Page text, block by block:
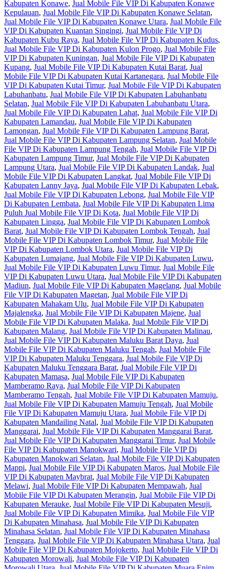
Kabupaten Konawe, Jual Mobile File VIP Di Kabupaten Konawe
Kepulauan, Jual Mobile File VIP Di Kabupaten Konawe Selatan,
Jual Mobile File VIP Di Kabupaten Konawe Utara, Jual Mobile File
VIP Di Kabupaten Kuantan Singingi, Jual Mobile File VIP Di
Kabupaten Kubu Raya, Jual Mobile File VIP Di Kabupaten Kudus,
Jual Mobile File VIP Di Kabupaten Kulon Progo, Jual Mobile File
VIP Di Kabupaten Kuningan, Jual Mobile File VIP Di Kabupaten
Kupang, Jual Mobile File VIP Di Kabupaten Kutai Barat, Jual
Mobile File VIP Di Kabupaten Kutai Kartanegara, Jual Mobile File
VIP Di Kabupaten Kutai Timur, Jual Mobile File VIP Di Kabupaten
Labuhanbatu, Jual Mobile File VIP Di Kabupaten Labuhanbatu
Selatan, Jual Mobile File VIP Di Kabupaten Labuhanbatu Utara,
Jual Mobile File VIP Di Kabupaten Lahat, Jual Mobile File VIP Di
Kabupaten Lamandau, Jual Mobile File VIP Di Kabupaten
Lamongan, Jual Mobile File VIP Di Kabupaten Lampung Barat,
Jual Mobile File VIP Di Kabupaten Lampung Selatan, Jual Mobile
File VIP Di Kabupaten Lampung Tengah, Jual Mobile File VIP Di
Kabupaten Lampung Timur, Jual Mobile File VIP Di Kabupaten
Lampung Utara, Jual Mobile File VIP Di Kabupaten Landak, Jual
Mobile File VIP Di Kabupaten Langkat, Jual Mobile File VIP Di
Kabupaten Lanny Jaya, Jual Mobile File VIP Di Kabupaten Lebak,
Jual Mobile File VIP Di Kabupaten Lebong, Jual Mobile File VIP
Di Kabupaten Lembata, Jual Mobile File VIP Di Kabupaten Lima
Puluh Jual Mobile File VIP Di Kota, Jual Mobile File VIP Di
Kabupaten Lingga, Jual Mobile File VIP Di Kabupaten Lombok
Barat, Jual Mobile File VIP Di Kabupaten Lombok Tengah, Jual
Mobile File VIP Di Kabupaten Lombok Timur, Jual Mobile File
VIP Di Kabupaten Lombok Utara, Jual Mobile File VIP Di
Kabupaten Lumajang, Jual Mobile File VIP Di Kabupaten Luwu,
Jual Mobile File VIP Di Kabupaten Luwu Timur, Jual Mobile File
VIP Di Kabupaten Luwu Utara, Jual Mobile File VIP Di Kabupaten
Madiun, Jual Mobile File VIP Di Kabupaten Magelang, Jual Mobile
File VIP Di Kabupaten Magetan, Jual Mobile File VIP Di
Kabupaten Mahakam Ulu, Jual Mobile File VIP Di Kabupaten
Majalengka, Jual Mobile File VIP Di Kabupaten Majene, Jual
Mobile File VIP Di Kabupaten Malaka, Jual Mobile File VIP Di
Kabupaten Malang, Jual Mobile File VIP Di Kabupaten Malinau,
Jual Mobile File VIP Di Kabupaten Maluku Barat Daya, Jual
Mobile File VIP Di Kabupaten Maluku Tengah, Jual Mobile File
VIP Di Kabupaten Maluku Tenggara, Jual Mobile File VIP Di
Kabupaten Maluku Tenggara Barat, Jual Mobile File VIP Di
Kabupaten Mamasa, Jual Mobile File VIP Di Kabupaten
Mamberamo Raya, Jual Mobile File VIP Di Kabupaten
Mamberamo Tengah, Jual Mobile File VIP Di Kabupaten Mamuju,
Jual Mobile File VIP Di Kabupaten Mamuju Tengah, Jual Mobile
File VIP Di Kabupaten Mamuju Utara, Jual Mobile File VIP Di
Kabupaten Mandailing Natal, Jual Mobile File VIP Di Kabupaten
Manggarai, Jual Mobile File VIP Di Kabupaten Manggarai Barat,
Jual Mobile File VIP Di Kabupaten Manggarai Timur, Jual Mobile
File VIP Di Kabupaten Manokwari, Jual Mobile File VIP Di
Kabupaten Manokwari Selatan, Jual Mobile File VIP Di Kabupaten
Mappi, Jual Mobile File VIP Di Kabupaten Maros, Jual Mobile File
VIP Di Kabupaten Maybrat, Jual Mobile File VIP Di Kabupaten
Melawi, Jual Mobile File VIP Di Kabupaten Mempawah, Jual
Mobile File VIP Di Kabupaten Merangin, Jual Mobile File VIP Di
Kabupaten Merauke, Jual Mobile File VIP Di Kabupaten Mesuji,
Jual Mobile File VIP Di Kabupaten Mimika, Jual Mobile File VIP
Di Kabupaten Minahasa, Jual Mobile File VIP Di Kabupaten
Minahasa Selatan, Jual Mobile File VIP Di Kabupaten Minahasa
Tenggara, Jual Mobile File VIP Di Kabupaten Minahasa Utara, Jual
Mobile File VIP Di Kabupaten Mojokerto, Jual Mobile File VIP Di
Kabupaten Morowali, Jual Mobile File VIP Di Kabupaten